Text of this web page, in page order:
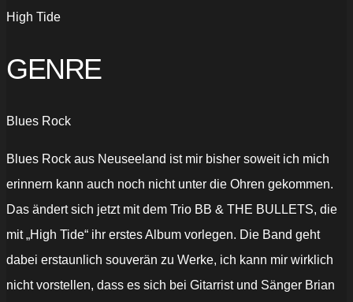
High Tide
GENRE
Blues Rock
Blues Rock aus Neuseeland ist mir bisher soweit ich mich
erinnern kann auch noch nicht unter die Ohren gekommen.
Das ändert sich jetzt mit dem Trio BB & THE BULLETS, die
mit „High Tide“ ihr erstes Album vorlegen. Die Band geht
dabei erstaunlich souverän zu Werke, ich kann mir wirklich
nicht vorstellen, dass es sich bei Gitarrist und Sänger Brian